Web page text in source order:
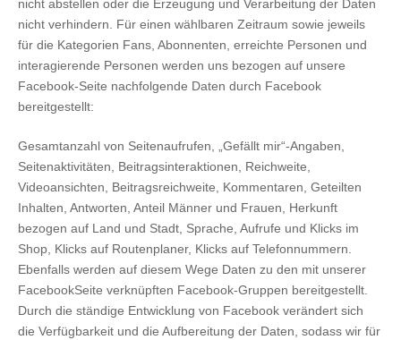
nicht abstellen oder die Erzeugung und Verarbeitung der Daten
nicht verhindern. Für einen wählbaren Zeitraum sowie jeweils
für die Kategorien Fans, Abonnenten, erreichte Personen und
interagierende Personen werden uns bezogen auf unsere
Facebook-Seite nachfolgende Daten durch Facebook
bereitgestellt:
Gesamtanzahl von Seitenaufrufen, „Gefällt mir“-Angaben,
Seitenaktivitäten, Beitragsinteraktionen, Reichweite,
Videoansichten, Beitragsreichweite, Kommentaren, Geteilten
Inhalten, Antworten, Anteil Männer und Frauen, Herkunft
bezogen auf Land und Stadt, Sprache, Aufrufe und Klicks im
Shop, Klicks auf Routenplaner, Klicks auf Telefonnummern.
Ebenfalls werden auf diesem Wege Daten zu den mit unserer
FacebookSeite verknüpften Facebook-Gruppen bereitgestellt.
Durch die ständige Entwicklung von Facebook verändert sich
die Verfügbarkeit und die Aufbereitung der Daten, sodass wir für